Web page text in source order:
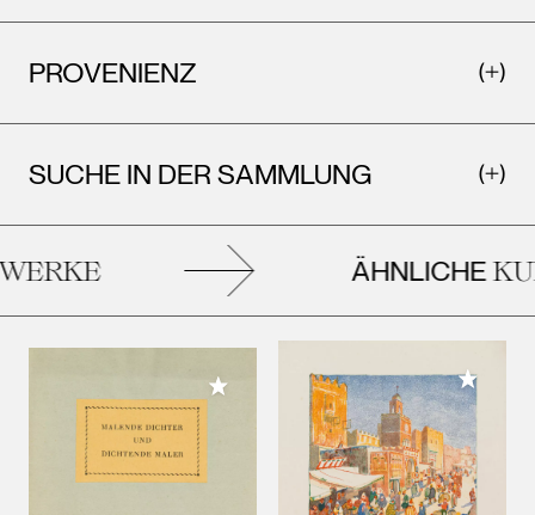
PROVENIENZ
SUCHE IN DER SAMMLUNG
ÄHNLICHE
Meiner Sammlung hinzufügen Meiner